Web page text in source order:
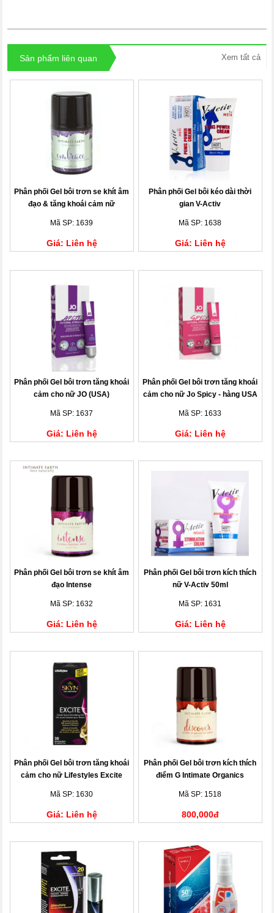
Sản phẩm liên quan Xem tất cả
Phân phối Gel bôi trơn se khít âm
đạo & tăng khoái cảm nữ
Mã SP: 1639
Giá: Liên hệ
Phân phối Gel bôi kéo dài thời
gian V-Activ
Mã SP: 1638
Giá: Liên hệ
Phân phối Gel bôi trơn tăng khoái
cảm cho nữ JO (USA)
Mã SP: 1637
Giá: Liên hệ
Phân phối Gel bôi trơn tăng khoái
cảm cho nữ Jo Spicy - hàng USA
Mã SP: 1633
Giá: Liên hệ
Phân phối Gel bôi trơn se khít âm
đạo Intense
Mã SP: 1632
Giá: Liên hệ
Phân phối Gel bôi trơn kích thích
nữ V-Activ 50ml
Mã SP: 1631
Giá: Liên hệ
Phân phối Gel bôi trơn tăng khoái
cảm cho nữ Lifestyles Excite
Mã SP: 1630
Giá: Liên hệ
Phân phối Gel bôi trơn kích thích
điểm G Intimate Organics
Mã SP: 1518
800,000đ